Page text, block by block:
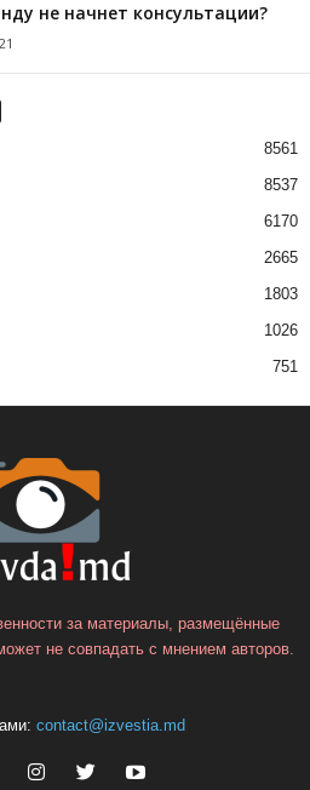
не начнет консультации?
8561
8537
6170
2665
1803
1026
751
за материалы, размещённые
не совпадать с мнением авторов.
contact@izvestia.md